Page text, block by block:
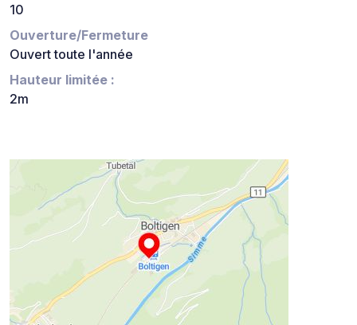
10
Ouverture/Fermeture
Ouvert toute l'année
Hauteur limitée :
2m